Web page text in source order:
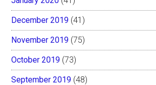
December 2019 (41)
November 2019 (75)
October 2019 (73)
September 2019 (48)